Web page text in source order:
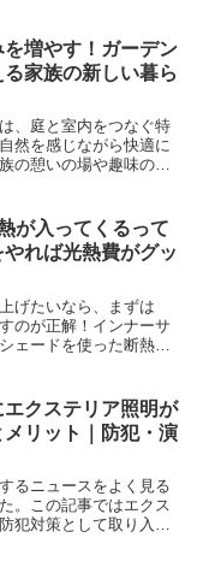
、具体的な活用方法や
リフォームに役立つア
ご紹介。理想の庭づく
った内容を、ぜひチェ
！
増やす！ガーデン
家族の新しい暮ら
、庭と室内をつなぐ特
然を感じながら快適に
の憩いの場や趣味の時
選び方のポイントを詳
。
が入ってくるって
れば光熱費がグッ
げたいなら、まずは
のが正解！インナーサ
ェードを使った断熱対
エクステリア照明が
リット｜防犯・演
るニュースをよく見る
。この記事ではエクス
犯対策として取り入れ